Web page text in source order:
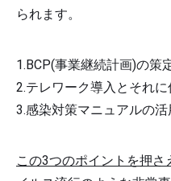
られます。
BCP(事業継続計画)の策
テレワーク導入とそれ
感染対策マニュアルの活
この3つのポイントを押さ